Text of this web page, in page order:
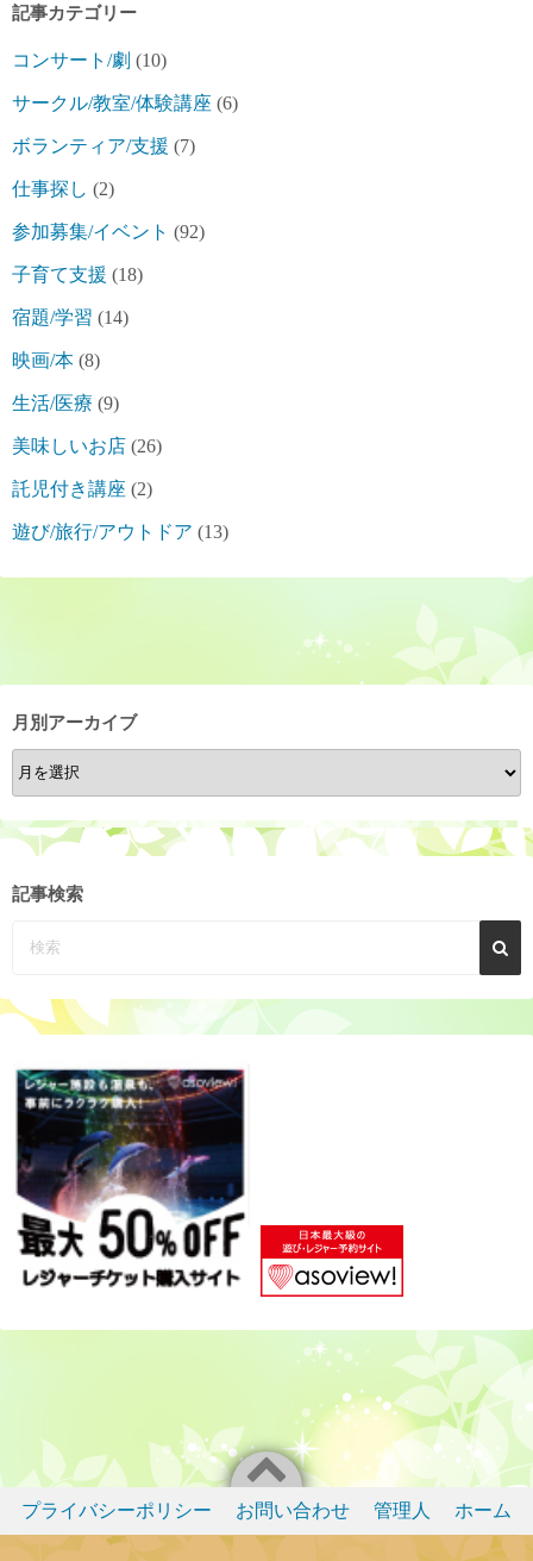
記事カテゴリー
コンサート/劇 (10)
サークル/教室/体験講座 (6)
ボランティア/支援 (7)
仕事探し (2)
参加募集/イベント (92)
子育て支援 (18)
宿題/学習 (14)
映画/本 (8)
生活/医療 (9)
美味しいお店 (26)
託児付き講座 (2)
遊び/旅行/アウトドア (13)
月別アーカイブ
月
別
ア
カ
記事検索
プライバシーポリシー お問い合わせ 管理人 ホーム